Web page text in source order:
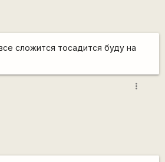
сложится тосадится буду на
more_vert